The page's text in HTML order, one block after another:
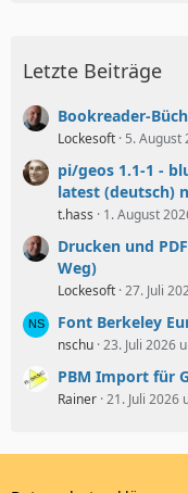
Letzte Beiträge
Bookreader-
Lockesoft 5. August
pi/geos 1.1-1 -
latest (deutsch)
t.hass 1. August
Drucken und
Weg)
Lockesoft 27. Juli
Font Berkeley
nschu 23. Juli 2026
PBM Import für
Rainer 21. Juli 2026